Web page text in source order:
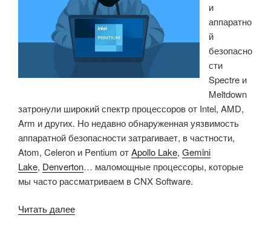
Edge
Arm»
и
аппаратно
й
безопасно
сти
Spectre и
Meltdown
затронули широкий спектр процессоров от Intel, AMD,
Arm и других. Но недавно обнаруженная уязвимость
аппаратной безопасности затрагивает, в частности,
Atom, Celeron и Pentium отApollo Lake, Gemini
Lake, Denverton… маломощные процессоры, которые
мы часто рассматриваем в CNX Software.
Читать далее«Недостаток